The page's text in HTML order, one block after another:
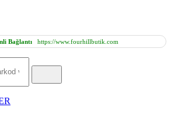
Bağlantıhttps://www.fourhillbutik.com